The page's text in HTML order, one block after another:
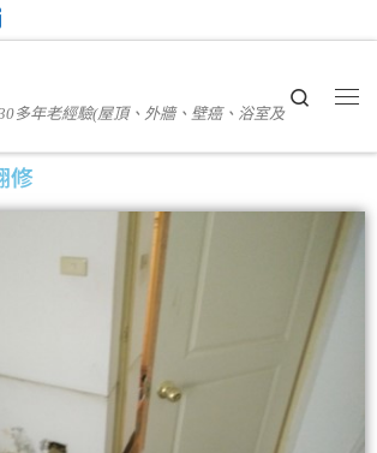
多年老經驗(屋頂、外牆、壁癌、浴室及
Search
修